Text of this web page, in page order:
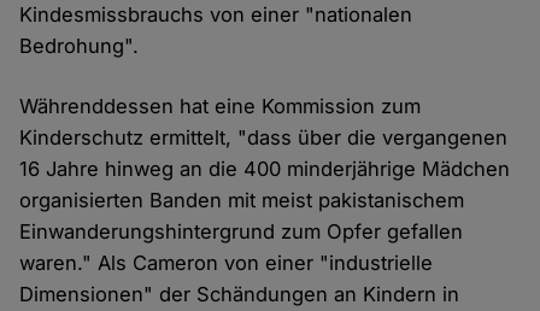
Kindesmissbrauchs von einer "nationalen
Bedrohung".
Währenddessen hat eine Kommission zum
Kinderschutz ermittelt, "dass über die vergangenen
16 Jahre hinweg an die 400 minderjährige Mädchen
organisierten Banden mit meist pakistanischem
Einwanderungshintergrund zum Opfer gefallen
waren." Als Cameron von einer "industrielle
Dimensionen" der Schändungen an Kindern in